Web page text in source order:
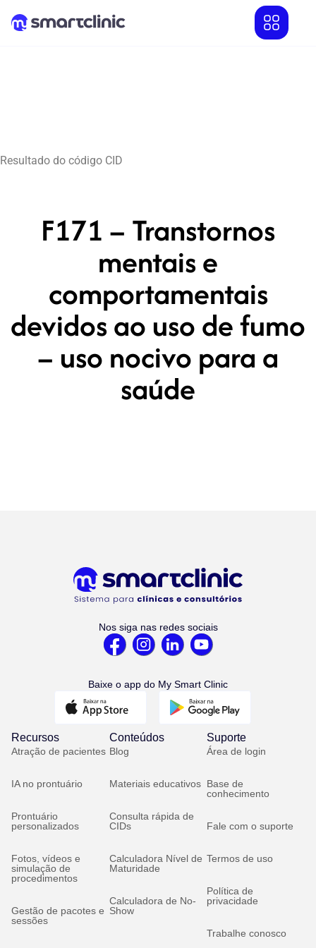
Resultado do código CID
F171 – Transtornos
mentais e
comportamentais
devidos ao uso de fumo
– uso nocivo para a
saúde
Nos siga nas redes sociais
Baixe o app do My Smart Clinic
Recursos
Atração de pacientes
IA no prontuário
Prontuário
personalizados
Fotos, vídeos e
simulação de
procedimentos
Gestão de pacotes e
sessões
Conteúdos
Blog
Materiais educativos
Consulta rápida de
CIDs
Calculadora Nível de
Maturidade
Calculadora de No-
Show
Suporte
Área de login
Base de
conhecimento
Fale com o suporte
Termos de uso
Política de
privacidade
Trabalhe conosco